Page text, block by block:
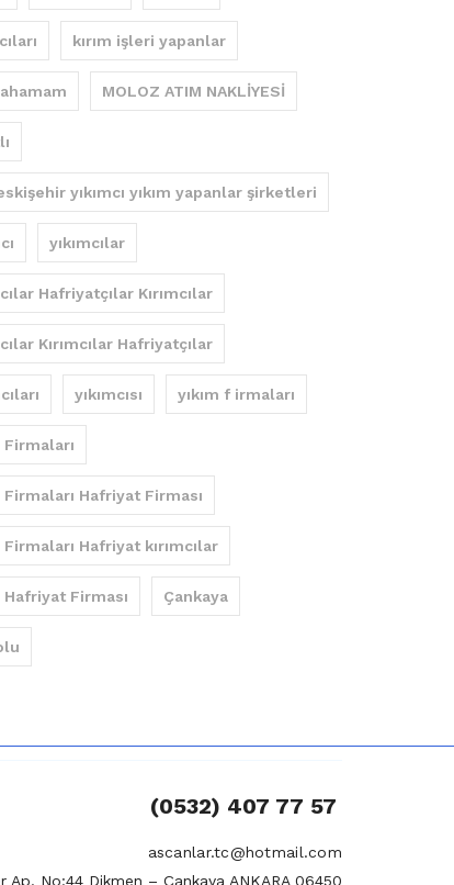
kırım işleri yapanlar
MOLOZ ATIM NAKLİYESİ
yıkımcı yıkım yapanlar şirketleri
yıkımcılar
Hafriyatçılar Kırımcılar
Kırımcılar Hafriyatçılar
yıkımcısı yıkım f irmaları
Firmaları
Firmaları Hafriyat Firması
Firmaları Hafriyat kırımcılar
Hafriyat Firması Çankaya
(0532) 407 77 57
ascanlar.tc@hotmail.com
Ap. No:44 Dikmen – Çankaya ANKARA 06450